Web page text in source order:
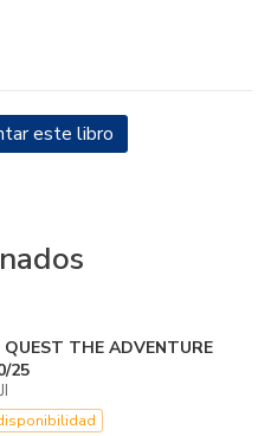
este libro
THE ADVENTURE
25